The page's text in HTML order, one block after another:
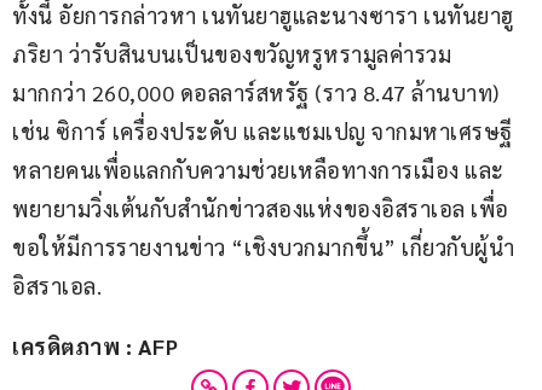
ทั้งนี้ อัยการกล่าวหา เนทันยาฮูและนางซารา เนทันยาฮู
ภริยา ว่ารับสินบนเป็นของขวัญหรูหรามูลค่ารวม
มากกว่า 260,000 ดอลลาร์สหรัฐ (ราว 8.47 ล้านบาท)
เช่น ซิการ์ เครื่องประดับ และแชมเปญ จากมหาเศรษฐี
หลายคนเพื่อแลกกับความช่วยเหลือทางการเมือง และ
พยายามวิ่งเต้นกับสำนักข่าวสองแห่งของอิสราเอล เพื่อ
ขอให้มีการรายงานข่าว “เชิงบวกมากขึ้น” เกี่ยวกับผู้นำ
อิสราเอล.
เครดิตภาพ : AFP